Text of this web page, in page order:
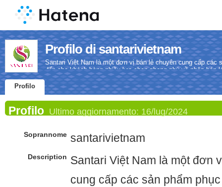
Profilo di santarivietnam
Santari Việt Nam là một đơn vị bán lẻ chuyên cung cấp các
đến cho khách hàng nhiều lựa chọn phong phú về phân
chế phẩm sinh học.
Profilo
Profilo Ultimo aggiornamento: 16/lug/2024
Soprannome santarivietnam
Description Santari Việt Nam là một đơn
cung cấp các sản phẩm